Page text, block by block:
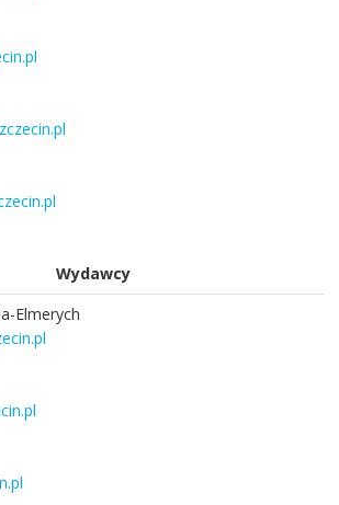
Wydawcy
Elmerych